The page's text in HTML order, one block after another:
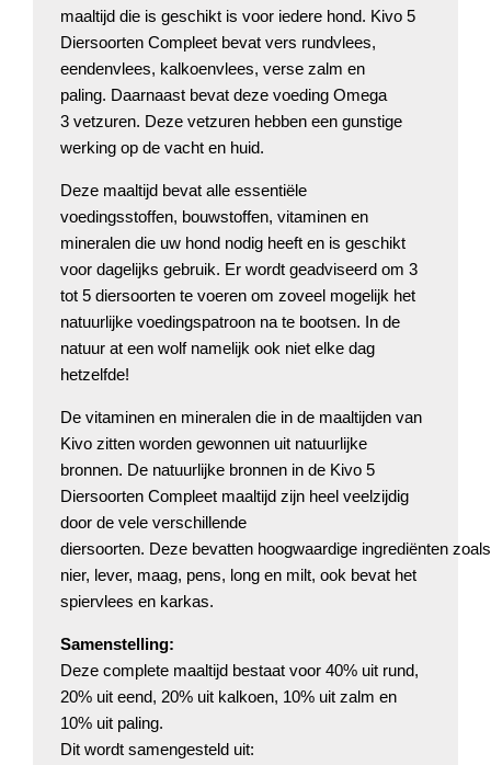
maaltijd die is geschikt is voor iedere hond. Kivo 5
Diersoorten Compleet bevat vers rundvlees,
eendenvlees, kalkoenvlees, verse zalm en
paling. Daarnaast bevat deze voeding Omega
3 vetzuren. Deze vetzuren hebben een gunstige
werking op de vacht en huid.
Deze maaltijd bevat alle essentiële
voedingsstoffen, bouwstoffen, vitaminen en
mineralen die uw hond nodig heeft en is geschikt
voor dagelijks gebruik. Er wordt geadviseerd om 3
tot 5 diersoorten te voeren om zoveel mogelijk het
natuurlijke voedingspatroon na te bootsen. In de
natuur at een wolf namelijk ook niet elke dag
hetzelfde!
De vitaminen en mineralen die in de maaltijden van
Kivo zitten worden gewonnen uit natuurlijke
bronnen. De natuurlijke bronnen in de Kivo 5
Diersoorten Compleet maaltijd zijn heel veelzijdig
door de vele verschillende
diersoorten. Deze bevatten hoogwaardige ingrediënten
nier, lever, maag, pens, long en milt, ook bevat het
spiervlees en karkas.
Samenstelling:
Deze complete maaltijd bestaat voor 40% uit rund,
20% uit eend, 20% uit kalkoen, 10% uit zalm en
10% uit paling.
Dit wordt samengesteld uit: